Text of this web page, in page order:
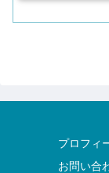
プロフィ
お問い合